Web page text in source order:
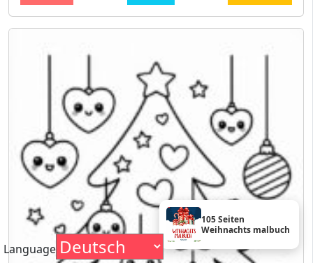
105 Seiten
Weihnachts malbuch
Language